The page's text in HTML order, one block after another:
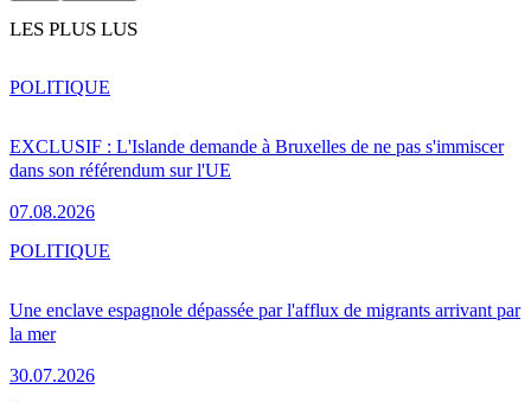
LES PLUS LUS
EXCLUSIF : L'Islande demande à Bruxelles de ne pas s'immiscer
dans son référendum sur l'UE
07.08.2026
POLITIQUE
Une enclave espagnole dépassée par l'afflux de migrants arrivant par
la mer
30.07.2026
POLITIQUE